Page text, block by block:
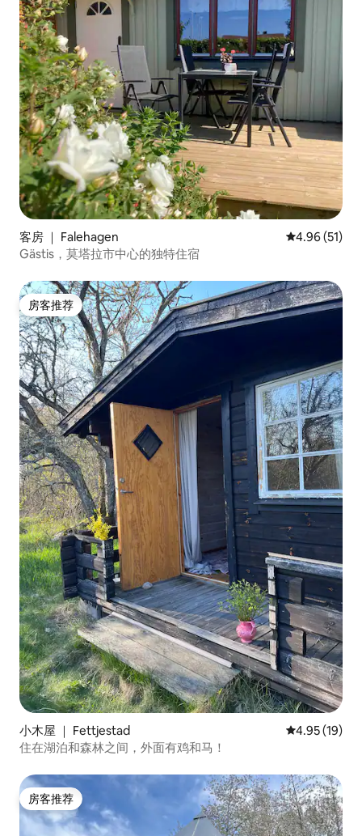
客房 ｜ Falehagen 平均评分
4.96 (51)
Gästis，莫塔拉市中心的独特住宿
房客推荐
房客推荐
小木屋 ｜ Fettjestad 平均评分
4.95 (19)
住在湖泊和森林之间，外面有鸡和马！
房客推荐
房客推荐